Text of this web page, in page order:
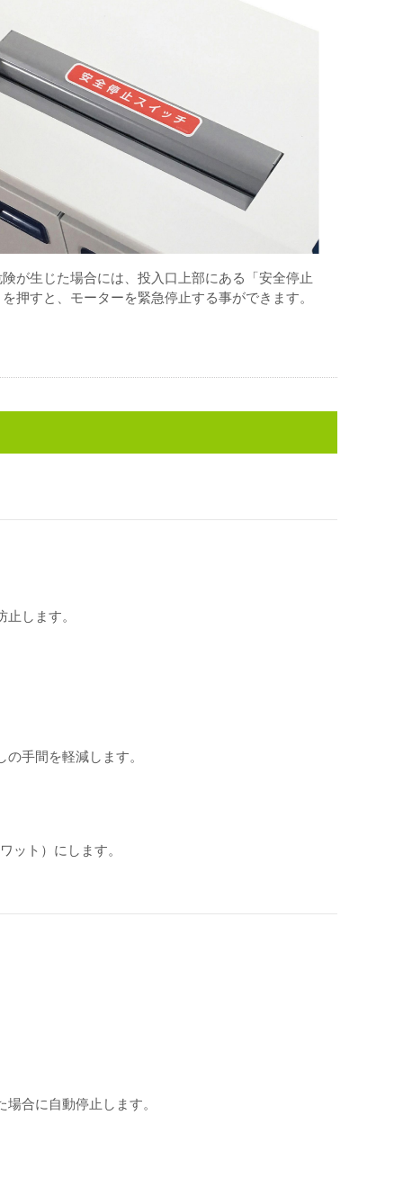
が生じた場合には、投入口上部にある「安全停止
押すと、モーターを緊急停止する事ができます。
します。
手間を軽減します。
ット）にします。
合に自動停止します。